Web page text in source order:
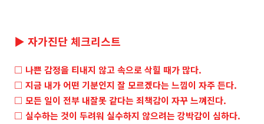
▶ 자가진단 체크리스트
□ 나쁜 감정을 티내지 않고 속으로 삭힐 때가 많다.
□ 지금 내가 어떤 기분인지 잘 모르겠다는 느낌이 자주 든다.
□ 모든 일이 전부 내잘못 같다는 죄책감이 자꾸 느껴진다.
□ 실수하는 것이 두려워 실수하지 않으려는 강박감이 심하다.